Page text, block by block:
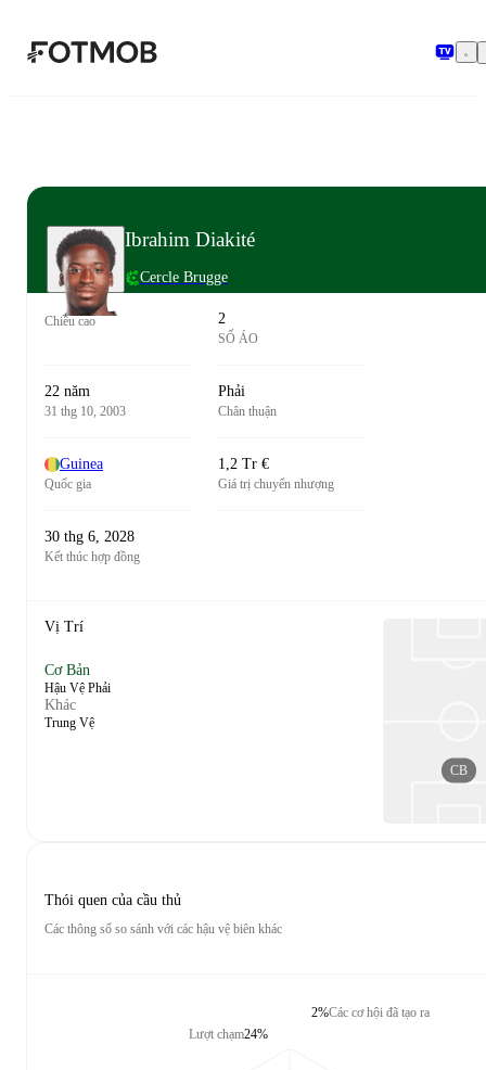
Ibrahim Diakité
Cercle Brugge
Chiều cao 2
SỐ ÁO
22 năm
31 thg 10, 2003
Phải
Chân thuận
Guinea
Quốc gia
1,2 Tr €
Giá trị chuyển nhượng
30 thg 6, 2028
Kết thúc hợp đồng
Vị Trí
Cơ Bản
Hậu Vệ Phải
Khác
Trung Vệ
CB
Thói quen của cầu thủ
Các thông số so sánh với các hậu vệ biên khác
Lượt chạm24%
Các cơ hội đã tạo ra
2%